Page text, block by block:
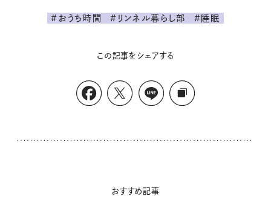
#おうち時間 #リンネル暮らし部 #睡眠
この記事をシェアする
おすすめ記事